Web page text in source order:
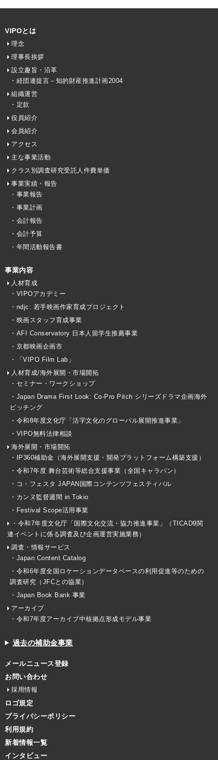
VIPOとは
理念
理事長挨拶
設立趣旨・沿革
・経団連提言－知的財産推進計画2004
組織運営
・定款
役員紹介
会員紹介
アクセス
主な事業活動
クラス別調査研究受託人件費単価
事業実績・報告
・事業報告
・事業計画
・会計報告
・会計予算
・年間活動報告書
事業内容
人材育成
・VIPOアカデミー
・ndjc: 若手映画作家育成プロジェクト
・映画スタッフ育成事業
・AFI Conservatory 日本人留学生推薦事業
・京都映画企画市
・「VIPO Film Lab」
人材育成/海外展開・市場開拓
・セミナー・ワークショップ
・Japan Drama First Look: Co-Pro Pitch シリーズドラマ企画海外
ピッチング
・令和8年度文化庁「活字文化のグローバル展開推進事業」
・VIPO無料法律相談
海外展開・市場開拓
・IP360補助金（海外展開支援・開発プラットフォーム構築支援）
・令和7年度 舞台芸術等総合支援事業（全国キャラバン）
・コ・フェスタ JAPAN国際コンテンツフェスティバル
・カンヌ監督週間 in Tokio
・Festival Scope活用事業
・令和7年度文化庁「国際文化交流・協力推進事業」（TICAD9関
連イベントに係る調査及び企画運営実施業務）
調査・情報サービス
・Japan Content Catalog
・令和6年度全国ロケーションデータベースの利用促進等のための
調査研究（JFCとの協業）
・Japan Book Bank 事業
アーカイブ
・令和7年度アーカイブ中核拠点形成モデル事業
過去の補助金事業
メールニュース登録
お問い合わせ
採用情報
ロゴ規定
プライバシーポリシー
利用規約
新着情報一覧
インタビュー